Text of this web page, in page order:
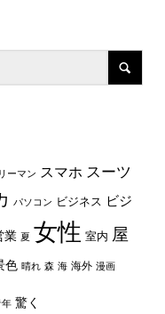
ーマン スマホ スーツ
パソコン ビジネス ビジ
業 夏 女性 室内 屋
色 晴れ 森 海 海外 漫画
年 驚く